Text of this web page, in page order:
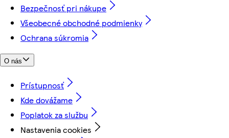
Bezpečnosť pri nákupe
Všeobecné obchodné podmienky
Ochrana súkromia
O nás
Prístupnosť
Kde dovážame
Poplatok za službu
Nastavenia cookies